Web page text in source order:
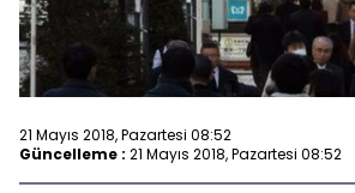
21 Mayıs 2018, Pazartesi 08:52
Güncelleme : 21 Mayıs 2018, Pazartesi 08:52